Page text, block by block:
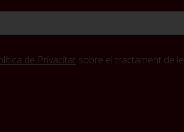
de Privacitat sobre el tractament de